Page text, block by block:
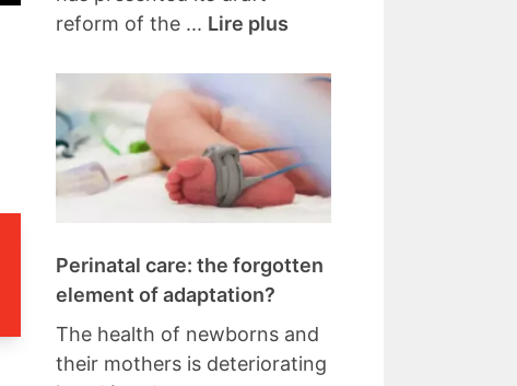
reform of the ... Lire plus
Perinatal care: the forgotten
element of adaptation?
The health of newborns and
their mothers is deteriorating